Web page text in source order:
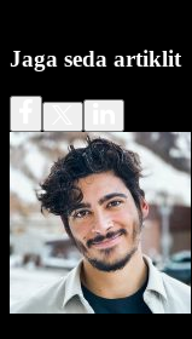
Jaga seda artiklit